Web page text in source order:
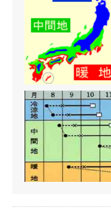
1
株間（cm） 27
1a当たり株数
1m²当たり株数 6.3
1a当たり播種量 2
1m²当たり播種量